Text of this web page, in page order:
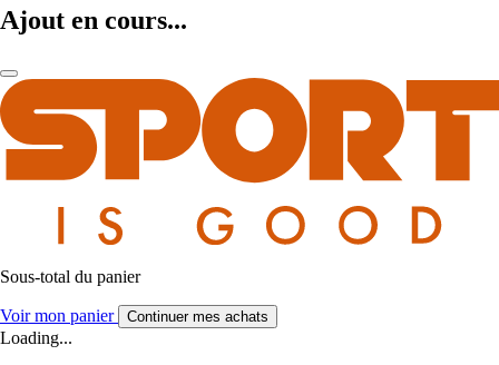
Ajout en cours...
Sous-total du panier
Voir mon panier Continuer mes achats
Loading...